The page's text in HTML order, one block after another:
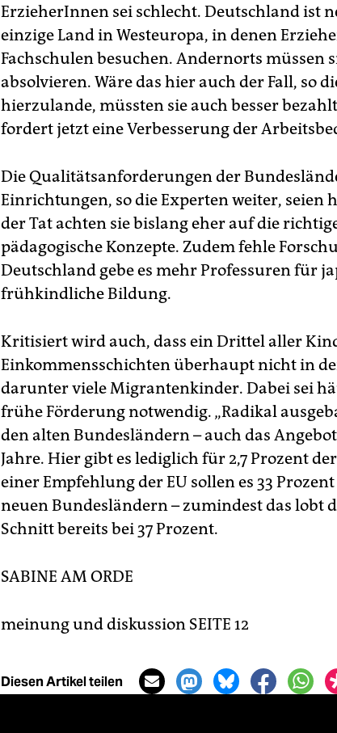
ErzieherInnen sei schlecht. Deutschland ist
einzige Land in Westeuropa, in denen
Fachschulen besuchen. Andernorts müssen
absolvieren. Wäre das hier auch der Fall, so
hierzulande, müssten sie auch besser
fordert jetzt eine Verbesserung der
Die Qualitätsanforderungen der
Einrichtungen, so die Experten weiter, seien
der Tat achten sie bislang eher auf die
pädagogische Konzepte. Zudem fehle
Deutschland gebe es mehr Professuren für
frühkindliche Bildung.
Kritisiert wird auch, dass ein Drittel aller
Einkommensschichten überhaupt nicht in
darunter viele Migrantenkinder. Dabei sei
frühe Förderung notwendig. „Radikal
den alten Bundesländern – auch das
Jahre. Hier gibt es lediglich für 2,7 Prozent
einer Empfehlung der EU sollen es 33
neuen Bundesländern – zumindest das lobt
Schnitt bereits bei 37 Prozent.
SABINE AM ORDE
meinung und diskussion SEITE 12
Diesen Artikel teilen